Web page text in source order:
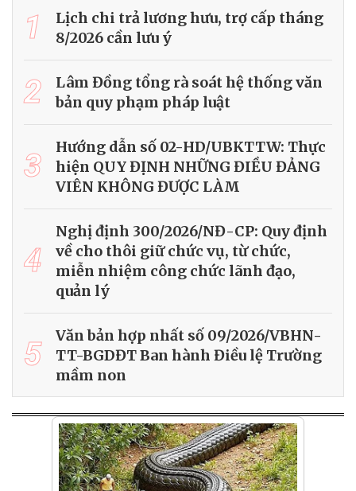
1
Lịch chi trả lương hưu, trợ cấp tháng
8/2026 cần lưu ý
2
Lâm Đồng tổng rà soát hệ thống văn
bản quy phạm pháp luật
3
Hướng dẫn số 02-HD/UBKTTW: Thực
hiện QUY ĐỊNH NHỮNG ĐIỀU ĐẢNG
VIÊN KHÔNG ĐƯỢC LÀM
4
Nghị định 300/2026/NĐ-CP: Quy định
về cho thôi giữ chức vụ, từ chức,
miễn nhiệm công chức lãnh đạo,
quản lý
5
Văn bản hợp nhất số 09/2026/VBHN-
TT-BGDĐT Ban hành Điều lệ Trường
mầm non